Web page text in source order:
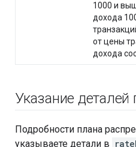
1000 и
дохода
от цены
дохода
Указание
Подробности плана
указываете детали в